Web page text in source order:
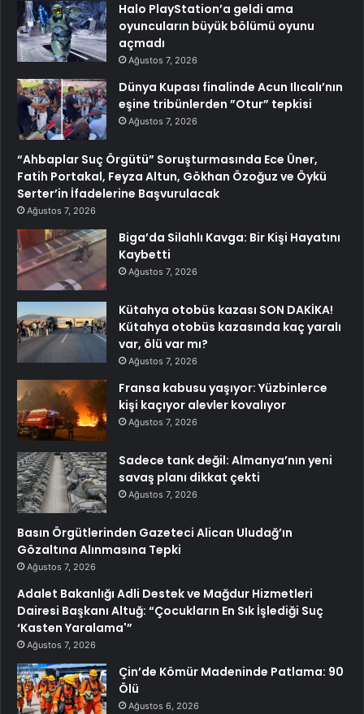
Halo PlayStation’a geldi ama
oyuncuların büyük bölümü oyunu
açmadı
Ağustos 7, 2026
Dünya Kupası finalinde Acun Ilıcalı’nın
eşine tribünlerden ”Otur” tepkisi
Ağustos 7, 2026
“Ahbaplar Suç Örgütü” Soruşturmasında Ece Üner,
Fatih Portakal, Feyza Altun, Gökhan Özoğuz ve Öykü
Serter’in İfadelerine Başvurulacak
Ağustos 7, 2026
Biga’da Silahlı Kavga: Bir Kişi Hayatını
Kaybetti
Ağustos 7, 2026
Kütahya otobüs kazası SON DAKİKA!
Kütahya otobüs kazasında kaç yaralı
var, ölü var mı?
Ağustos 7, 2026
Fransa kabusu yaşıyor: Yüzbinlerce
kişi kaçıyor alevler kovalıyor
Ağustos 7, 2026
Sadece tank değil: Almanya’nın yeni
savaş planı dikkat çekti
Ağustos 7, 2026
Basın Örgütlerinden Gazeteci Alican Uludağ’ın
Gözaltına Alınmasına Tepki
Ağustos 7, 2026
Adalet Bakanlığı Adli Destek ve Mağdur Hizmetleri
Dairesi Başkanı Altuğ: “Çocukların En Sık İşlediği Suç
‘Kasten Yaralama'”
Ağustos 7, 2026
Çin’de Kömür Madeninde Patlama: 90
Ölü
Ağustos 6, 2026